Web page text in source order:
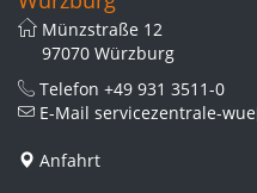
Münzstraße 12
97070 Würzburg
Telefon +49 931 3511-0
E-Mail servicezentrale-
Anfahrt